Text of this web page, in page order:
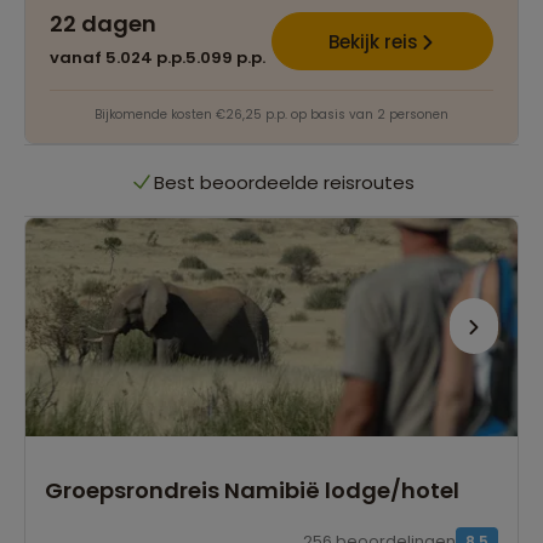
22 dagen
vanaf 5.024 p.p.5.099 p.p.
Bekijk reis
Bijkomende kosten €26,25 p.p. op basis van 2 personen
Het grootste reisaanbod
Persoonlijk én deskundig reisadvies
Best beoordeelde reisroutes
Het grootste reisaanbod
Persoonlijk én deskundig reisadvies
Best beoordeelde reisroutes
Groepsrondreis Namibië lodge/hotel